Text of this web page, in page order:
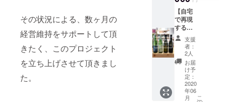
その状況による、数ヶ月の
経営維持をサポートして頂
きたく、このプロジェクト
を立ち上げさせて頂きまし
た。
認定さ
れてい
る本当
に美味
しい米
です。
⑤なり
直伝
「美味
しいお
にぎり
の握り
ずは、
このメ
モを呼
んで味
わいを
想像
し、実
際に飲
んでみ
てのご
自分で
の味わ
ページ
orお電
話にて
お願い
致しま
す。そ
の際
に、
「クラ
ウド
ファン
素敵な
出会い
をお楽
しみ下
さい。
〈宿泊
券のご
利用方
法〉 リ
ターン
確定
後、受
「峰村
醸造」
さんの
出汁と
味噌を
使った
おみそ
汁。シ
ンプル
なメ
ニュー
ですが
【自宅
で再現
するな
り
BAR◎
10000
円の
コー
ス】 な
りのbar
では新
潟自慢
支援
者：
2人
お届
け予
定：
2020
年06
月
こ